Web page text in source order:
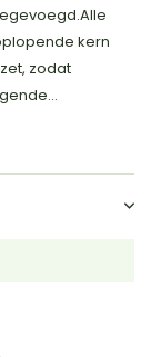
kern
zodat